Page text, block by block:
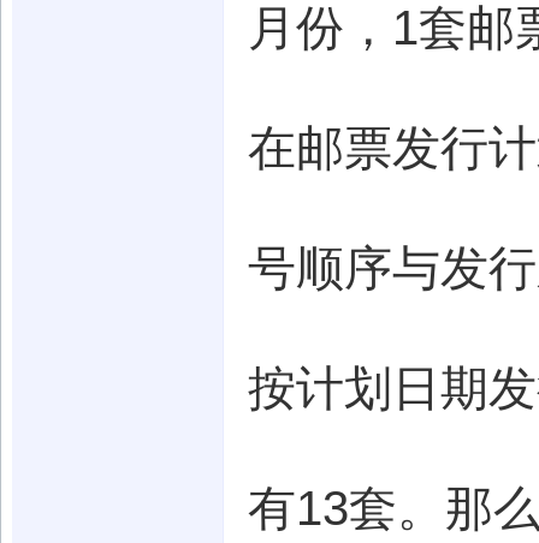
月份，1套邮
在邮票发行
号顺序与发
按计划日期
有13套。那